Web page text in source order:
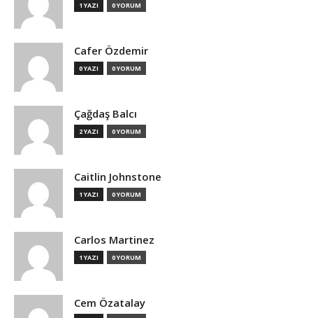
1 YAZI 0 YORUM
Cafer Özdemir
0 YAZI 0 YORUM
Çağdaş Balcı
2 YAZI 0 YORUM
Caitlin Johnstone
1 YAZI 0 YORUM
Carlos Martinez
1 YAZI 0 YORUM
Cem Özatalay